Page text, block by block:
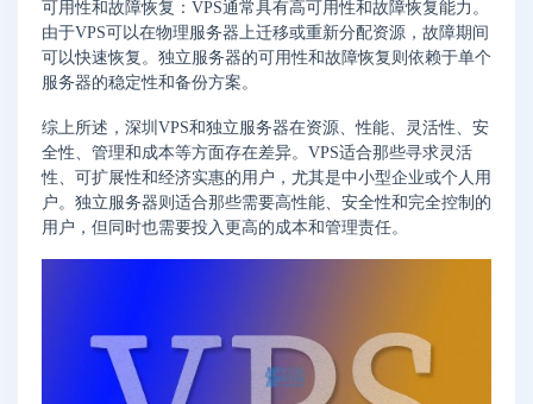
可用性和故障恢复：VPS通常具有高可用性和故障恢复能力。
由于VPS可以在物理服务器上迁移或重新分配资源，故障期间
可以快速恢复。独立服务器的可用性和故障恢复则依赖于单个
服务器的稳定性和备份方案。
综上所述，深圳VPS和独立服务器在资源、性能、灵活性、安
全性、管理和成本等方面存在差异。VPS适合那些寻求灵活
性、可扩展性和经济实惠的用户，尤其是中小型企业或个人用
户。独立服务器则适合那些需要高性能、安全性和完全控制的
用户，但同时也需要投入更高的成本和管理责任。